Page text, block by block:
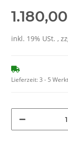
inkl. 19% USt. ,
Lieferzeit:3 - 5